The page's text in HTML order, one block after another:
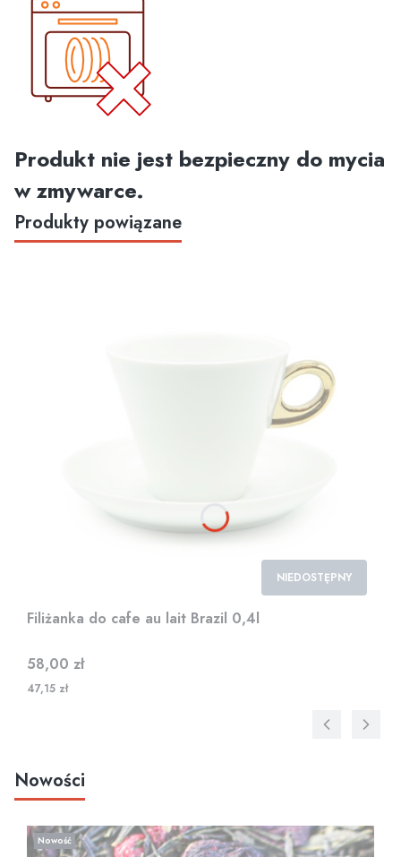
Produkt nie jest bezpieczny do mycia
w zmywarce.
Produkty powiązane
NIEDOSTĘPNY
Filiżanka do cafe au lait Brazil 0,4l
Cena
58,00 zł
47,15 zł
Nowości
Nowość